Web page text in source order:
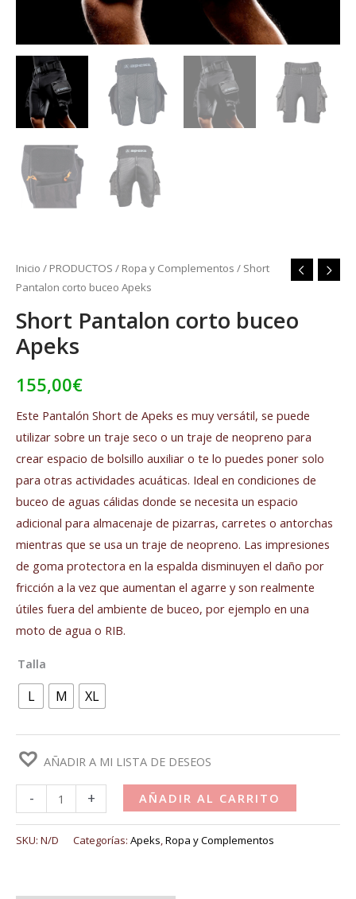
Inicio / PRODUCTOS / Ropa y Complementos / Short
Pantalon corto buceo Apeks
Short Pantalon corto buceo
Apeks
155,00€
Este Pantalón Short de Apeks es muy versátil, se puede
utilizar sobre un traje seco o un traje de neopreno para
crear espacio de bolsillo auxiliar o te lo puedes poner solo
para otras actividades acuáticas. Ideal en condiciones de
buceo de aguas cálidas donde se necesita un espacio
adicional para almacenaje de pizarras, carretes o antorchas
mientras que se usa un traje de neopreno. Las impresiones
de goma protectora en la espalda disminuyen el daño por
fricción a la vez que aumentan el agarre y son realmente
útiles fuera del ambiente de buceo, por ejemplo en una
moto de agua o RIB.
Talla
L M XL
AÑADIR A MI LISTA DE DESEOS
- + AÑADIR AL CARRITO
SKU: N/D Categorías: Apeks,Ropa y Complementos